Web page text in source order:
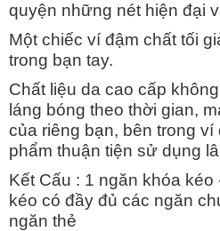
quyện những nét hiện đại
Một chiếc ví đậm chất tối
trong bạn tay.
Chất liệu da cao cấp
láng bóng theo thời gian,
của riêng bạn, bên trong
phẩm thuận tiện sử dụng
Kết Cấu : 1 ngăn khóa
kéo có đầy đủ các ngăn
ngăn thẻ